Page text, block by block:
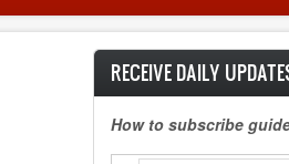
RECEIVE DAILY
How to subscribe